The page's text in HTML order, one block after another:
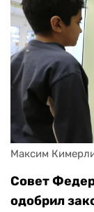
Максим
Совет
одобрил